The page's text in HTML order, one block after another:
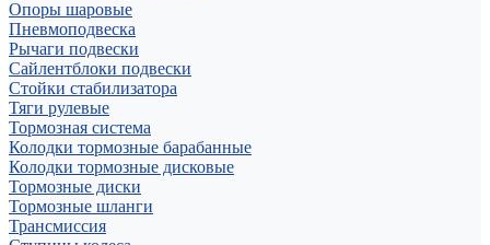
Опоры шаровые
Пневмоподвеска
Рычаги подвески
Сайлентблоки подвески
Стойки стабилизатора
Тяги рулевые
Тормозная система
Колодки тормозные барабанные
Колодки тормозные дисковые
Тормозные диски
Тормозные шланги
Трансмиссия